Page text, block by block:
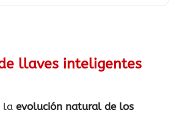
llaves inteligentes
la evolución natural de los